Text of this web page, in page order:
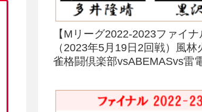
【Mリーグ2022-2023ファイナ
（2023年5月19日2回戦）風林
雀格闘倶楽部vsABEMASvs雷